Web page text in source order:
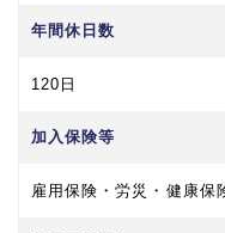
年間休日数
120日
加入保険等
雇用保険・労災・健康保